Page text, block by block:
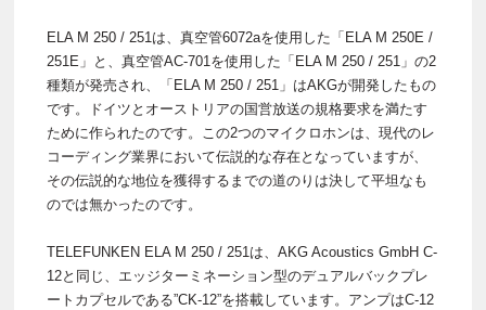
ELA M 250 / 251は、真空管6072aを使用した「ELA M 250E /
251E」と、真空管AC-701を使用した「ELA M 250 / 251」の2
種類が発売され、「ELA M 250 / 251」はAKGが開発したもの
です。ドイツとオーストリアの国営放送の規格要求を満たす
ために作られたのです。この2つのマイクロホンは、現代のレ
コーディング業界において伝説的な存在となっていますが、
その伝説的な地位を獲得するまでの道のりは決して平坦なも
のでは無かったのです。
TELEFUNKEN ELA M 250 / 251は、AKG Acoustics GmbH C-
12と同じ、エッジターミネーション型のデュアルバックプレ
ートカプセルである”CK-12”を搭載しています。アンプはC-12